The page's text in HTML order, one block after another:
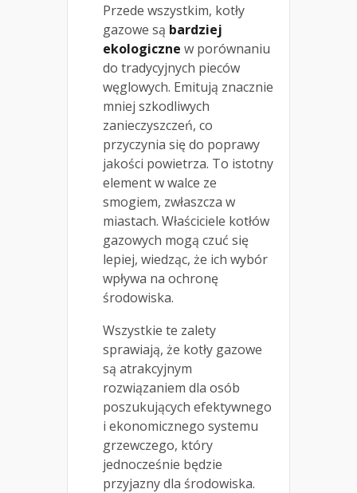
Przede wszystkim, kotły
gazowe są bardziej
ekologiczne w porównaniu
do tradycyjnych pieców
węglowych. Emitują znacznie
mniej szkodliwych
zanieczyszczeń, co
przyczynia się do poprawy
jakości powietrza. To istotny
element w walce ze
smogiem, zwłaszcza w
miastach. Właściciele kotłów
gazowych mogą czuć się
lepiej, wiedząc, że ich wybór
wpływa na ochronę
środowiska.
Wszystkie te zalety
sprawiają, że kotły gazowe
są atrakcyjnym
rozwiązaniem dla osób
poszukujących efektywnego
i ekonomicznego systemu
grzewczego, który
jednocześnie będzie
przyjazny dla środowiska.